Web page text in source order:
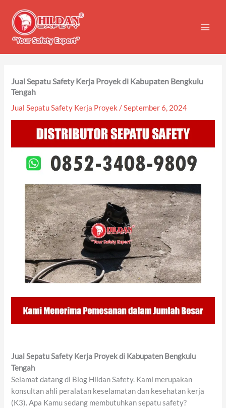
content
Jual Sepatu Safety Kerja Proyek di Kabupaten Bengkulu
Tengah
Jual Sepatu Safety Kerja Proyek /September 6, 2024
Jual Sepatu Safety Kerja Proyek di Kabupaten Bengkulu
Tengah
Selamat datang di Blog Hildan Safety. Kami merupakan
konsultan ahli peralatan keselamatan dan kesehatan kerja
(K3). Apa Kamu sedang membutuhkan sepatu safety?